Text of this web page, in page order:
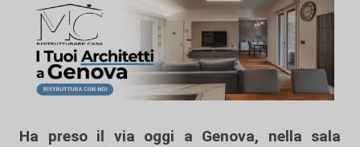
Ha preso il via oggi a Genova, nella sala